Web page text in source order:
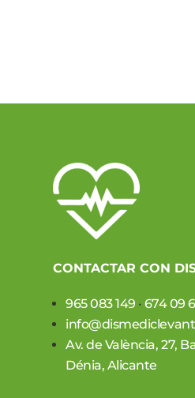
CONTACTAR CON
965 083 149 · 674 09
Av. de València, 27,
Dénia, Alicante